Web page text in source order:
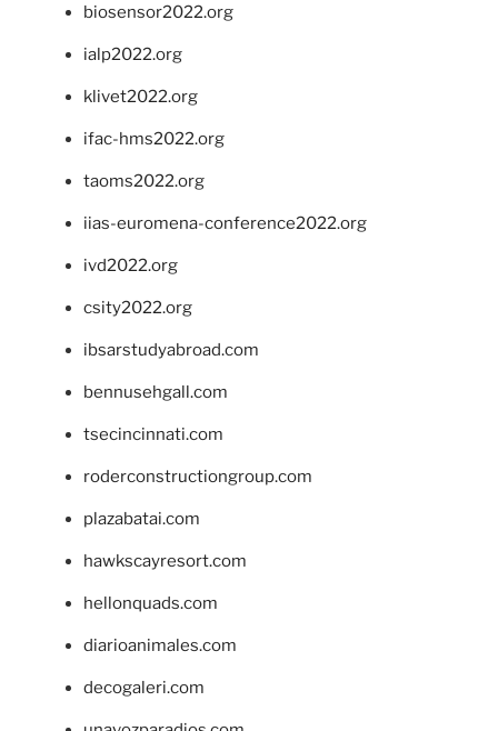
biosensor2022.org
ialp2022.org
klivet2022.org
ifac-hms2022.org
taoms2022.org
iias-euromena-conference2022.org
ivd2022.org
csity2022.org
ibsarstudyabroad.com
bennusehgall.com
tsecincinnati.com
roderconstructiongroup.com
plazabatai.com
hawkscayresort.com
hellonquads.com
diarioanimales.com
decogaleri.com